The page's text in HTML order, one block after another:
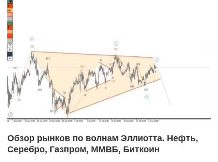
Обзор рынков по волнам Эллиотта. Нефть,
Серебро, Газпром, ММВБ, Биткоин